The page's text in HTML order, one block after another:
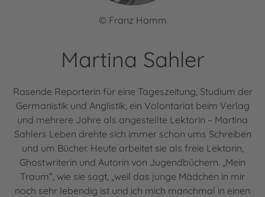
© Franz Hamm
Martina Sahler
Rasende Reporterin für eine Tageszeitung, Studium der
Germanistik und Anglistik, ein Volontariat beim Verlag
und mehrere Jahre als angestellte Lektorin – Martina
Sahlers Leben drehte sich immer schon ums Schreiben
und um Bücher. Heute arbeitet sie als freie Lektorin,
Ghostwriterin und Autorin von Jugendbüchern. „Mein
Traum“, wie sie sagt, „weil das junge Mädchen in mir
noch sehr lebendig ist und ich mich manchmal in einen